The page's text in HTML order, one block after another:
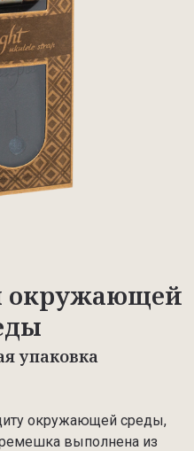
окружающей
упаковка
окружающей среды,
выполнена из